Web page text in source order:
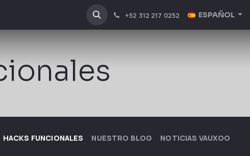
INDUSTRIAS +52 312 217 0252 ESPAÑOL
HACKS FUNCIONALES NUESTRO BLOG
NOTICIAS VAUXOO